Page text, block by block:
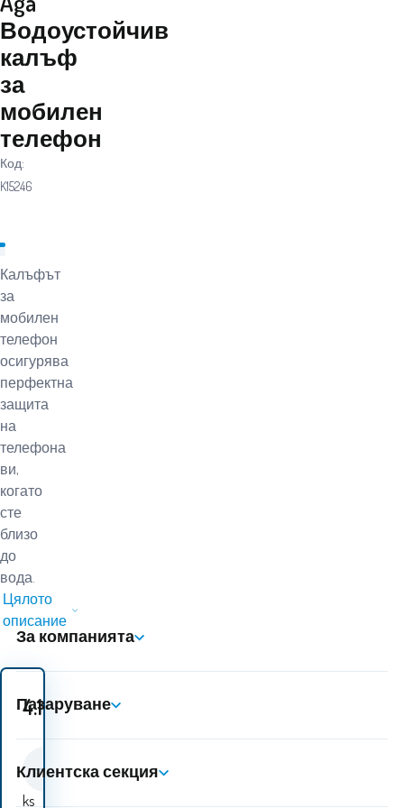
Водоустойчив
калъф
за
мобилен
телефон
Код:
K15246
Калъфът
за
мобилен
телефон
осигурява
перфектна
защита
на
телефона
ви,
когато
сте
близо
до
вода.
Цялото
описание
4.10EUR
ks
За компанията
Пазаруване
Клиентска секция